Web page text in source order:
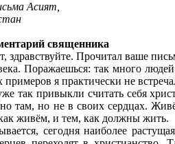
Асият,
священника
здравствуйте. Прочитал ваше
Поражаешься: так много
примеров я практически не
так привыкли считать себя
там, но не в своих сердцах.
живём, и тем, как должны жить.
сегодня наиболее